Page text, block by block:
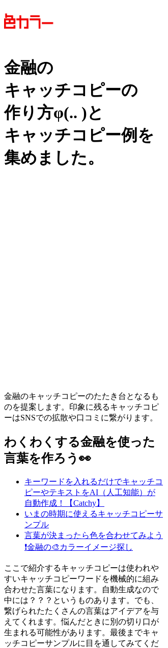
金融の
キャッチコピーの
作り方φ(.. )と
キャッチコピー例を
集めました。
金融のキャッチコピーのたたき台となるも
のを提案します。印象に残るキャッチコピ
ーはSNSでの拡散や口コミに繋がります。
わくわくする金融を使った
言葉を作ろう👀
キーワードを入れるだけでキャッチコ
ピーやテキストをAI（人工知能）が
自動作成！【Catchy】
いまの時期に使えるキャッチコピーサ
ンプル
言葉が決まったら色を合わせてみよう
❗金融の🎨カラーイメージ探し
ここで紹介するキャッチコピーは使われや
すいキャッチコピーワードを機械的に組み
合わせた言葉になります。自動生成なので
中には？？？というものあります。でも、
繋げられたたくさんの言葉はアイデアを与
えてくれます。悩んだときに別の切り口が
生まれる可能性があります。最後までキャ
ッチコピーサンプルに目を通してみてくだ